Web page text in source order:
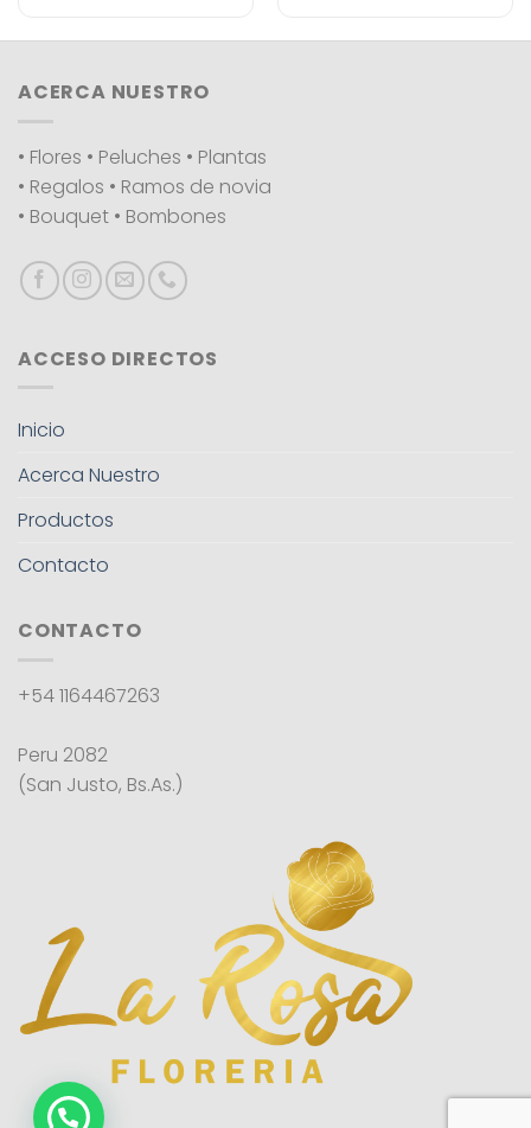
ACERCA NUESTRO
• Flores • Peluches • Plantas
• Regalos • Ramos de novia
• Bouquet • Bombones
ACCESO DIRECTOS
Inicio
Acerca Nuestro
Productos
Contacto
CONTACTO
+54 1164467263
Peru 2082
(San Justo, Bs.As.)